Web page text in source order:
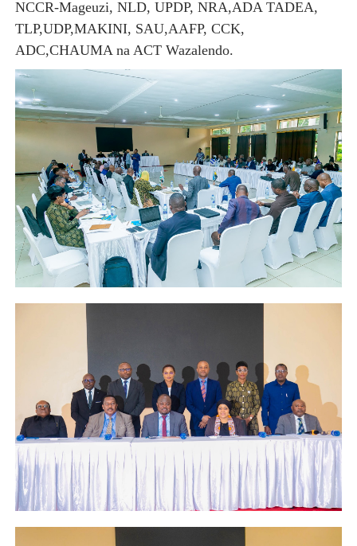
NCCR-Mageuzi, NLD, UPDP, NRA,ADA TADEA,
TLP,UDP,MAKINI, SAU,AAFP, CCK,
ADC,CHAUMA na ACT Wazalendo.